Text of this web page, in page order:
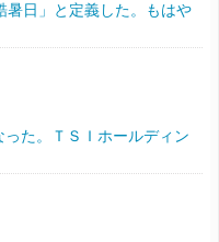
暑日」と定義した。もはや
た。ＴＳＩホールディン